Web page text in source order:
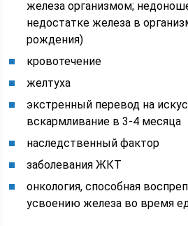
железа организмом;
недостатке железа в
рождения)
кровотечение
желтуха
экстренный перевод на
вскармливание в 3-4 месяца
наследственный фактор
заболевания ЖКТ
онкология, способная
усвоению железа во время